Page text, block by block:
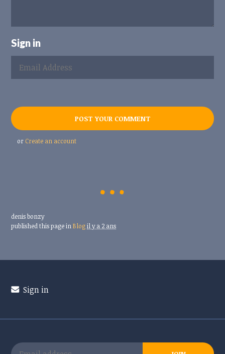
Sign in
or Create an account
denis bonzy
published this page inBlog il y a 2 ans
Sign in